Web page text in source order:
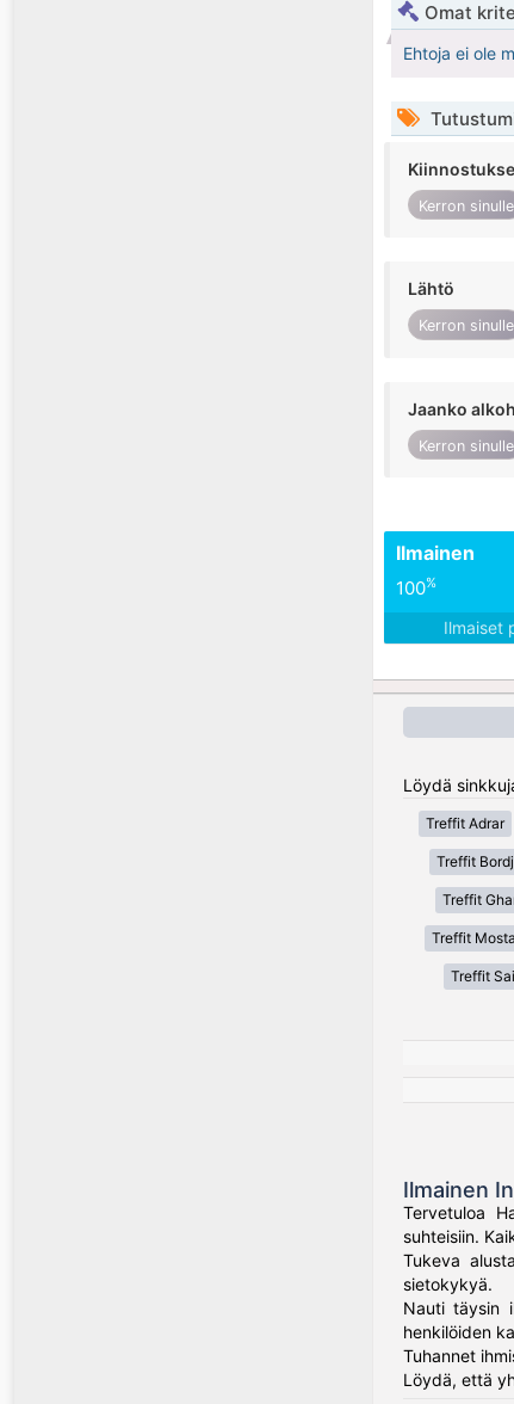
Omat
Ehtoja ei ole
Kerron sinulle
Lähtö
Kerron sinulle
Jaanko
Kerron sinulle
Ilmainen
100%
Ilmaiset
Löydä
Treffit Adrar
Treffit
Treffit
Treffit
Treffit
Ilmainen
Tervetuloa
suhteisiin.
Tukeva
sietokykyä.
Nauti täysin
henkilöiden
Tuhannet
Löydä, että